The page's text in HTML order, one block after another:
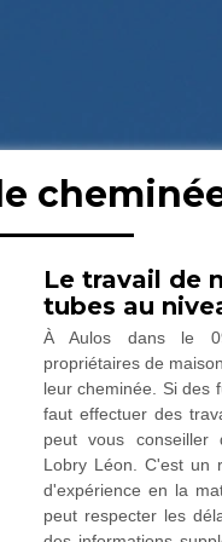
Le travail de
tubes au
À Aulos dans le
propriétaires de
leur cheminée. Si des
faut effectuer des
peut vous conseiller
Lobry Léon. C'est un
d'expérience en la
peut respecter les